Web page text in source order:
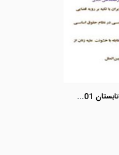
فصلنامه نظریه های حقوقی شماره 3 «تابستان 1401»